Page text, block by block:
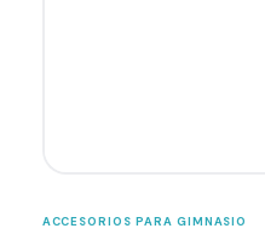
ACCESORIOS PARA GIMNASIO